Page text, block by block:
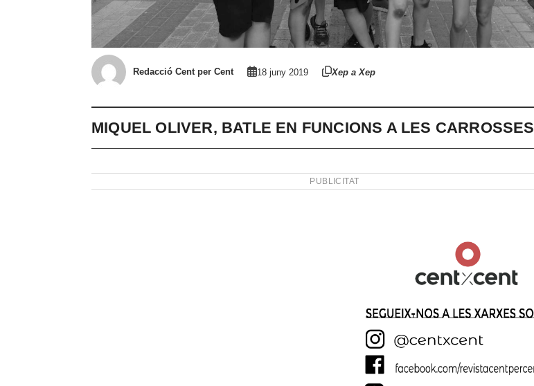
Redacció Cent per Cent 18 juny 2019 Xep a Xep
MIQUEL OLIVER, BATLE EN FUNCIONS A LES CARROSSES
PUBLICITAT